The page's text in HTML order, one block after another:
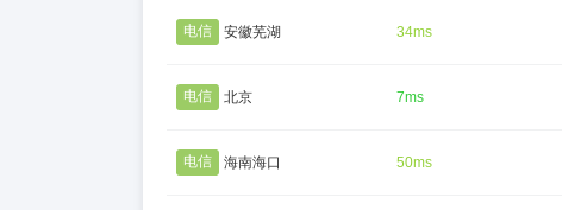
电信 安徽芜湖 34ms
电信 北京 7ms
电信 海南海口 50ms